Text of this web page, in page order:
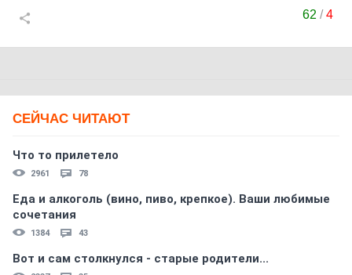
62 /4
СЕЙЧАС ЧИТАЮТ
Что то прилетело
2961 78
Еда и алкоголь (вино, пиво, крепкое). Ваши любимые
сочетания
1384 43
Вот и сам столкнулся - старые родители...